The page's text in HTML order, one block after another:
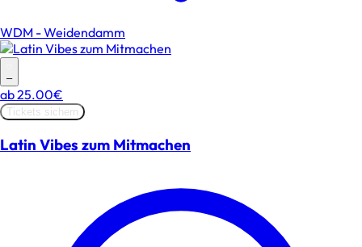
WDM - Weidendamm
–
ab25.00€
Tickets sichern
Latin Vibes zum Mitmachen